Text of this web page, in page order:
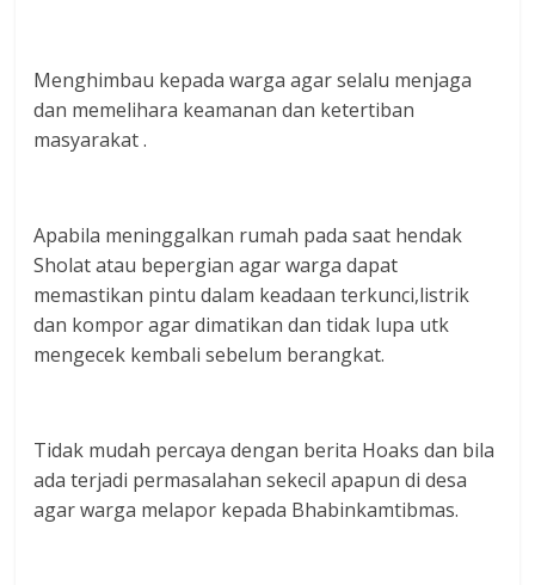
Menghimbau kepada warga agar selalu menjaga
dan memelihara keamanan dan ketertiban
masyarakat .
Apabila meninggalkan rumah pada saat hendak
Sholat atau bepergian agar warga dapat
memastikan pintu dalam keadaan terkunci,listrik
dan kompor agar dimatikan dan tidak lupa utk
mengecek kembali sebelum berangkat.
Tidak mudah percaya dengan berita Hoaks dan bila
ada terjadi permasalahan sekecil apapun di desa
agar warga melapor kepada Bhabinkamtibmas.